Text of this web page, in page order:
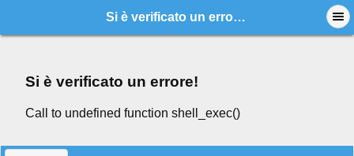
Si è verificato un errore!
Si è verificato un errore!
Call to undefined function shell_exec()